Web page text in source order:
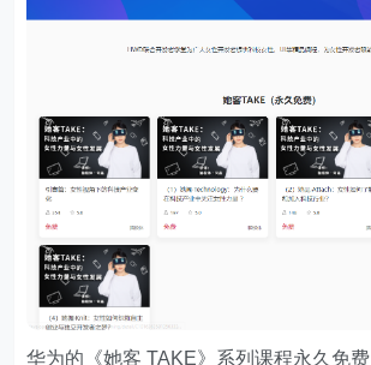
华为的 《她客 TAKE》系列课程永久免费